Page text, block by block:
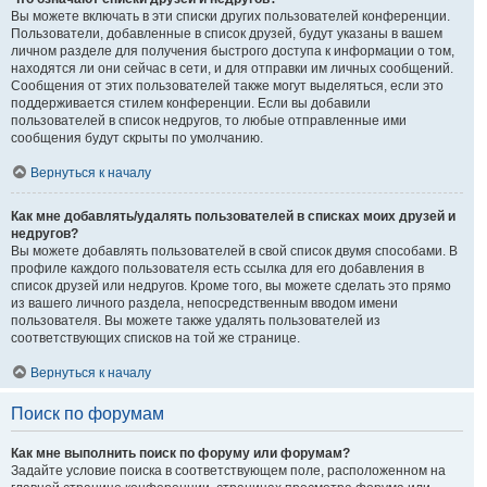
Вы можете включать в эти списки других пользователей конференции.
Пользователи, добавленные в список друзей, будут указаны в вашем
личном разделе для получения быстрого доступа к информации о том,
находятся ли они сейчас в сети, и для отправки им личных сообщений.
Сообщения от этих пользователей также могут выделяться, если это
поддерживается стилем конференции. Если вы добавили
пользователей в список недругов, то любые отправленные ими
сообщения будут скрыты по умолчанию.
Вернуться к началу
Как мне добавлять/удалять пользователей в списках моих друзей и
недругов?
Вы можете добавлять пользователей в свой список двумя способами. В
профиле каждого пользователя есть ссылка для его добавления в
список друзей или недругов. Кроме того, вы можете сделать это прямо
из вашего личного раздела, непосредственным вводом имени
пользователя. Вы можете также удалять пользователей из
соответствующих списков на той же странице.
Вернуться к началу
Поиск по форумам
Как мне выполнить поиск по форуму или форумам?
Задайте условие поиска в соответствующем поле, расположенном на